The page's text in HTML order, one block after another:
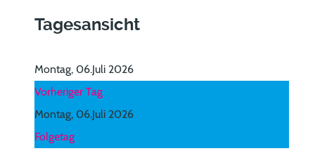
Tagesansicht
Montag, 06.Juli 2026
Vorheriger Tag
Montag, 06.Juli 2026
Folgetag